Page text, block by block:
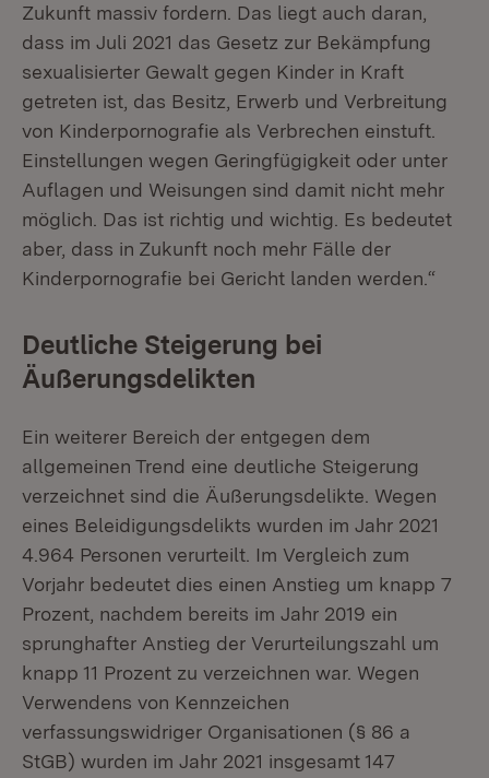
Zukunft massiv fordern. Das liegt auch daran,
dass im Juli 2021 das Gesetz zur Bekämpfung
sexualisierter Gewalt gegen Kinder in Kraft
getreten ist, das Besitz, Erwerb und Verbreitung
von Kinderpornografie als Verbrechen einstuft.
Einstellungen wegen Geringfügigkeit oder unter
Auflagen und Weisungen sind damit nicht mehr
möglich. Das ist richtig und wichtig. Es bedeutet
aber, dass in Zukunft noch mehr Fälle der
Kinderpornografie bei Gericht landen werden.“
Deutliche Steigerung bei
Äußerungsdelikten
Ein weiterer Bereich der entgegen dem
allgemeinen Trend eine deutliche Steigerung
verzeichnet sind die Äußerungsdelikte. Wegen
eines Beleidigungsdelikts wurden im Jahr 2021
4.964 Personen verurteilt. Im Vergleich zum
Vorjahr bedeutet dies einen Anstieg um knapp 7
Prozent, nachdem bereits im Jahr 2019 ein
sprunghafter Anstieg der Verurteilungszahl um
knapp 11 Prozent zu verzeichnen war. Wegen
Verwendens von Kennzeichen
verfassungswidriger Organisationen (§ 86 a
StGB) wurden im Jahr 2021 insgesamt 147